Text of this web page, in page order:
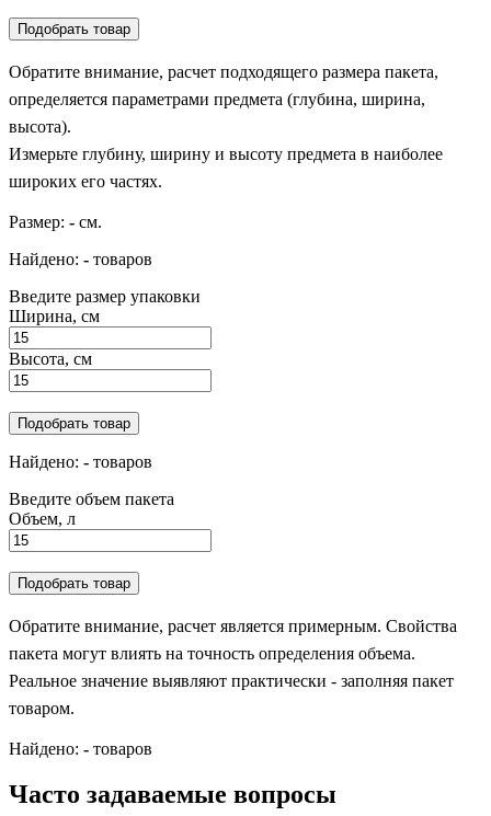
Подобрать товар
Обратите внимание, расчет подходящего размера пакета,
определяется параметрами предмета (глубина, ширина,
высота).
Измерьте глубину, ширину и высоту предмета в наиболее
широких его частях.
Размер: - см.
Найдено: - товаров
Введите размер упаковки
Ширина, см
Высота, см
Подобрать товар
Найдено: - товаров
Введите объем пакета
Объем, л
Подобрать товар
Обратите внимание, расчет является примерным. Свойства
пакета могут влиять на точность определения объема.
Реальное значение выявляют практически - заполняя пакет
товаром.
Найдено: - товаров
Часто задаваемые вопросы